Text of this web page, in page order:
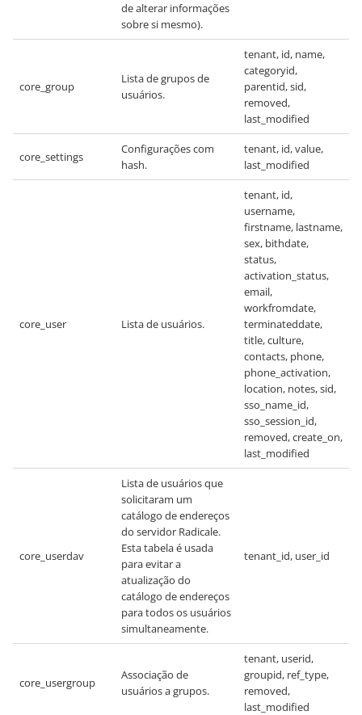
de alterar informações
sobre si mesmo).
core_group
Lista de grupos de
usuários.
tenant, id, name,
categoryid,
parentid, sid,
removed,
last_modified
core_settings
Configurações com
hash.
tenant, id, value,
last_modified
core_user Lista de usuários.
tenant, id,
username,
firstname, lastname,
sex, bithdate,
status,
activation_status,
email,
workfromdate,
terminateddate,
title, culture,
contacts, phone,
phone_activation,
location, notes, sid,
sso_name_id,
sso_session_id,
removed, create_on,
last_modified
core_userdav
Lista de usuários que
solicitaram um
catálogo de endereços
do servidor Radicale.
Esta tabela é usada
para evitar a
atualização do
catálogo de endereços
para todos os usuários
simultaneamente.
tenant_id, user_id
core_usergroup
Associação de
usuários a grupos.
tenant, userid,
groupid, ref_type,
removed,
last_modified